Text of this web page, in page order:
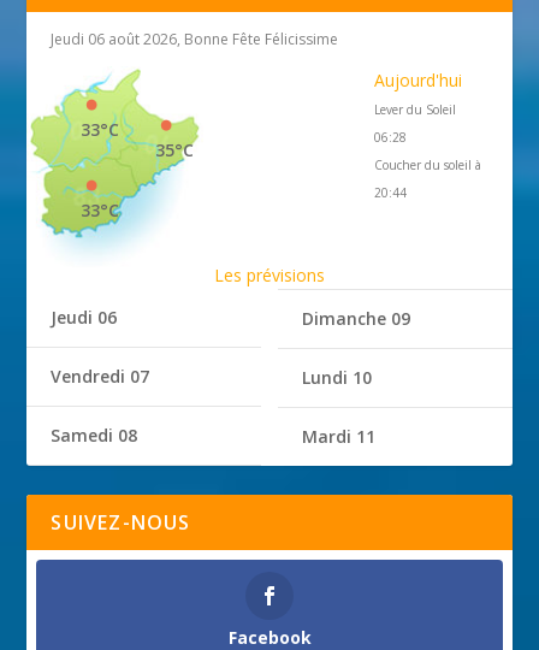
Jeudi 06 août 2026, Bonne Fête Félicissime
35°C
33°C
33°C
Aujourd'hui
Lever du Soleil
06:28
Coucher du soleil à
20:44
Les prévisions
Jeudi 06
Vendredi 07
Samedi 08
Dimanche 09
Lundi 10
Mardi 11
SUIVEZ-NOUS
Facebook